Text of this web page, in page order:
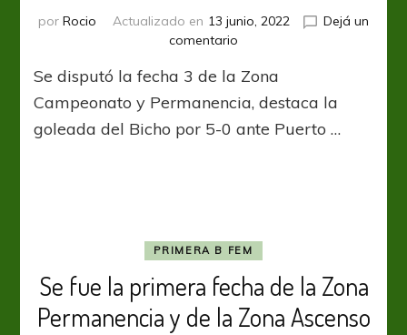
por Rocio Actualizado en 13 junio, 2022
Dejá un
comentario
de
la
tercera
fecha
Se disputó la fecha 3 de la Zona
Campeonato y Permanencia, destaca la
goleada del Bicho por 5-0 ante Puerto …
PRIMERA B FEM
Se fue la primera fecha de la Zona
Permanencia y de la Zona Ascenso